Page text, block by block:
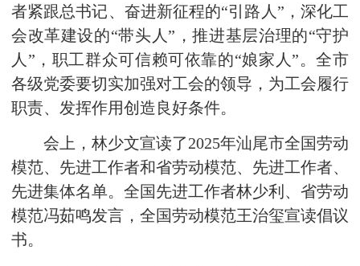
者紧跟总书记、奋进新征程的“引路人”，深化工
会改革建设的“带头人”，推进基层治理的“守护
人”，职工群众可信赖可依靠的“娘家人”。全市
各级党委要切实加强对工会的领导，为工会履行
职责、发挥作用创造良好条件。
会上，林少文宣读了2025年汕尾市全国劳动
模范、先进工作者和省劳动模范、先进工作者、
先进集体名单。全国先进工作者林少利、省劳动
模范冯茹鸣发言，全国劳动模范王治玺宣读倡议
书。